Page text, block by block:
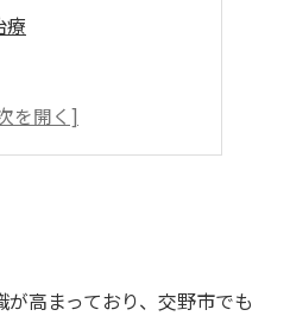
療
高まっており、交野市でも